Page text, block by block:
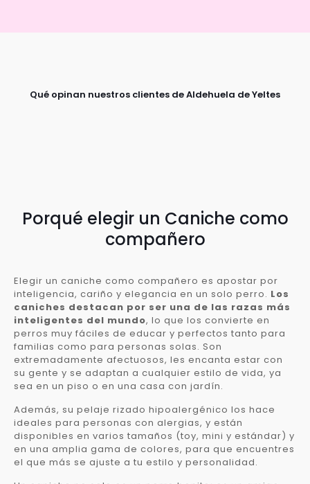
Qué opinan nuestros clientes de Aldehuela de Yeltes
Porqué elegir un Caniche como
compañero
Elegir un caniche como compañero es apostar por
inteligencia, cariño y elegancia en un solo perro. Los
caniches destacan por ser una de las razas más
inteligentes del mundo, lo que los convierte en
perros muy fáciles de educar y perfectos tanto para
familias como para personas solas. Son
extremadamente afectuosos, les encanta estar con
su gente y se adaptan a cualquier estilo de vida, ya
sea en un piso o en una casa con jardín.
Además, su pelaje rizado hipoalergénico los hace
ideales para personas con alergias, y están
disponibles en varios tamaños (toy, mini y estándar) y
en una amplia gama de colores, para que encuentres
el que más se ajuste a tu estilo y personalidad.